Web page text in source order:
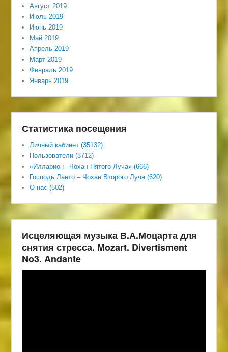
Август 2019
Июль 2019
Июнь 2019
Май 2019
Апрель 2019
Март 2019
Февраль 2019
Январь 2019
Статистика посещения
Личный кабинет (35132)
Пользователи (3712)
«Илларион– Чохан Пятого Луча» (666)
Господь Ланто – Чохан Второго Луча (620)
О нас (502)
Исцеляющая музыка В.А.Моцарта для
снятия стресса. Mozart. Divertisment
No3. Andante